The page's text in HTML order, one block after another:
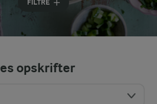
FILTRE
opskrifter